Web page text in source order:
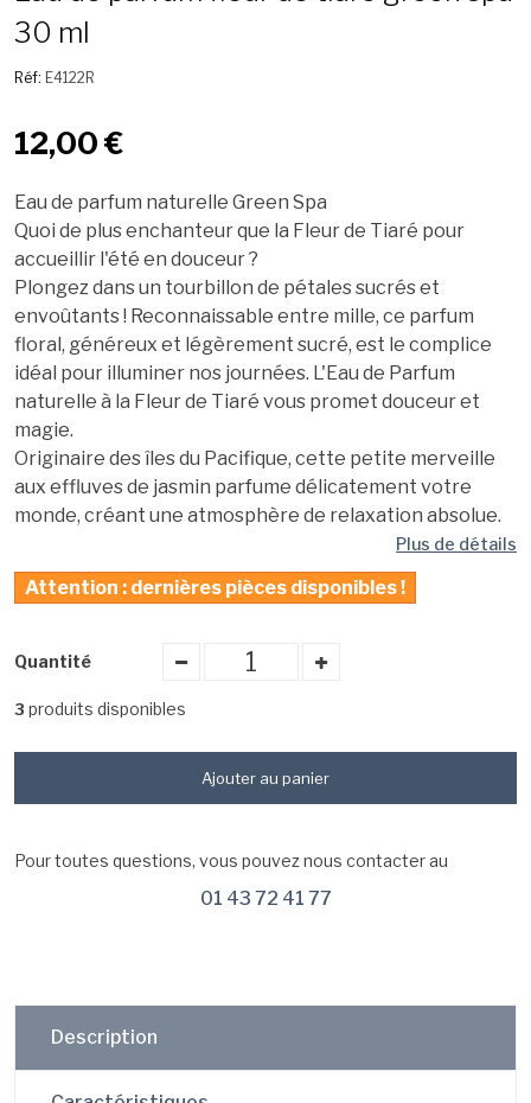
30 ml
Réf: E4122R
12,00 €
Eau de parfum naturelle Green Spa
Quoi de plus enchanteur que la Fleur de Tiaré pour
accueillir l'été en douceur ?
Plongez dans un tourbillon de pétales sucrés et
envoûtants ! Reconnaissable entre mille, ce parfum
floral, généreux et légèrement sucré, est le complice
idéal pour illuminer nos journées. L'Eau de Parfum
naturelle à la Fleur de Tiaré vous promet douceur et
magie.
Originaire des îles du Pacifique, cette petite merveille
aux effluves de jasmin parfume délicatement votre
monde, créant une atmosphère de relaxation absolue.
Plus de détails
Attention : dernières pièces disponibles !
Quantité
3 produits disponibles
Ajouter au panier
Pour toutes questions, vous pouvez nous contacter au
01 43 72 41 77
Description